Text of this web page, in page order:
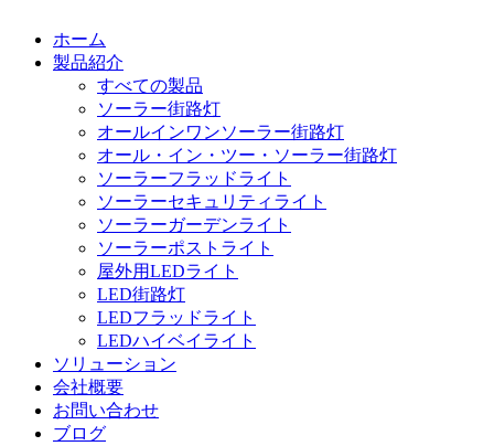
ホーム
製品紹介
すべての製品
ソーラー街路灯
オールインワンソーラー街路灯
オール・イン・ツー・ソーラー街路灯
ソーラーフラッドライト
ソーラーセキュリティライト
ソーラーガーデンライト
ソーラーポストライト
屋外用LEDライト
LED街路灯
LEDフラッドライト
LEDハイベイライト
ソリューション
会社概要
お問い合わせ
ブログ